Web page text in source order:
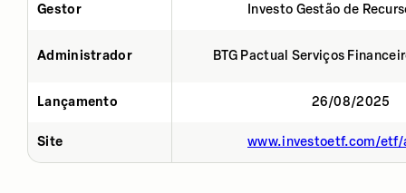
Gestor Investo Gestão de
Administrador BTG Pactual Serviços
Lançamento 26/08/2025
Site www.investoetf.com/